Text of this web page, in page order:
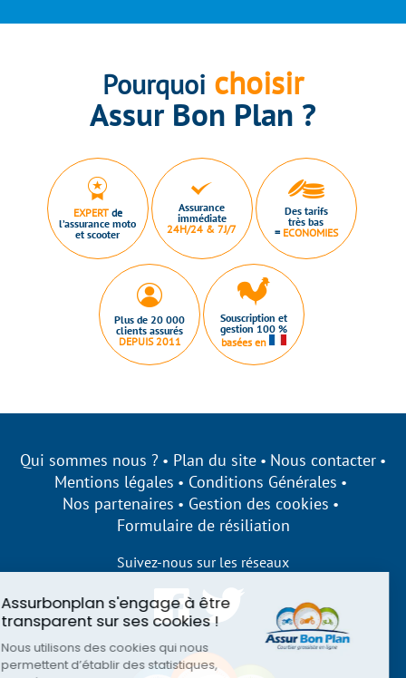
Assurbonplan s'engage à être
transparent sur ses cookies !
Nous utilisons des cookies qui nous
permettent d’établir des statistiques,
Pourquoi choisir
Assur Bon Plan ?
EXPERTde
l’assurance moto
et scooter
Assurance
immédiate
24H/24 & 7J/7
Des tarifs
très bas
= ECONOMIES
Plus de 20 000
clients assurés
DEPUIS 2011
Souscription et
gestion 100 %
basées en
Qui sommes nous ? Plan du site
Nous contacter
Mentions légales
Conditions Générales
Nos partenaires
Gestion des cookies
Formulaire de résiliation
Suivez-nous sur les réseaux